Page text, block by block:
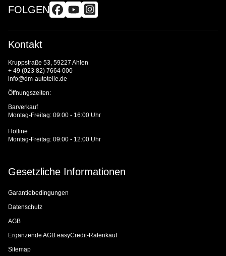
FOLGEN
Kontakt
Kruppstraße 53, 59227 Ahlen
+ 49 (023 82) 7664 000
info@dm-autoteile.de
Öffnungszeiten:
Barverkauf
Montag-Freitag: 09:00 - 16:00 Uhr
Hotline
Montag-Freitag: 09:00 - 12:00 Uhr
Gesetzliche Informationen
Garantiebedingungen
Datenschutz
AGB
Ergänzende AGB easyCredit-Ratenkauf
Sitemap